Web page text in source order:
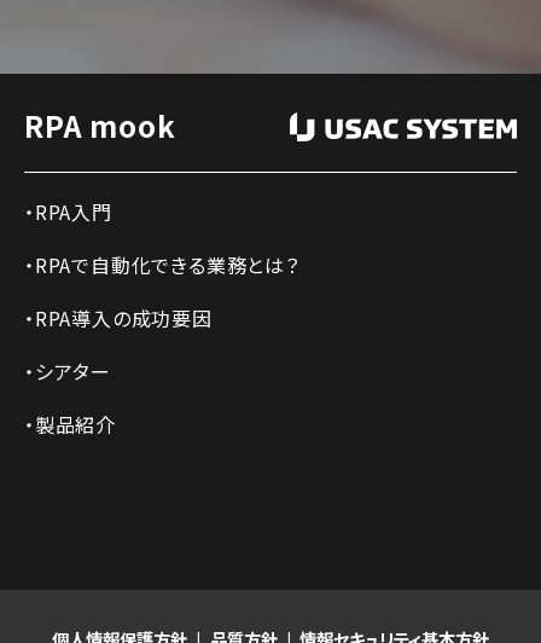
RPA mook
RPA入門
RPAで自動化できる業務とは？
RPA導入の成功要因
シアター
製品紹介